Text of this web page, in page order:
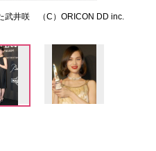
武井咲 （C）ORICON DD inc.